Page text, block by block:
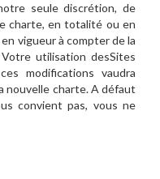
seule discrétion, de
charte, en totalité ou en
vigueur à compter de la
utilisation desSites
modifications vaudra
nouvelle charte. A défaut
convient pas, vous ne